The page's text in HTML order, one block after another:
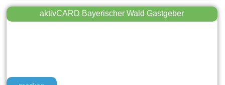
aktivCARD Bayerischer Wald Gastgeber